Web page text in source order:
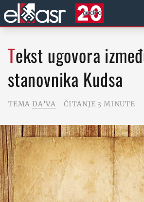
Tekst ugovora između Omera i
stanovnika Kudsa
TEMA DA'VA ČITANJE 3 MINUTE